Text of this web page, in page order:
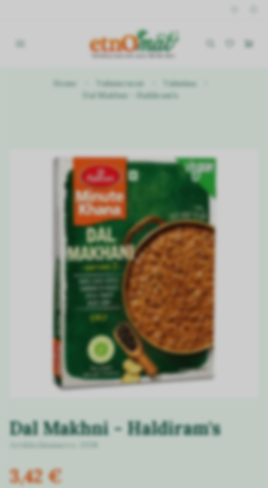
Home Valmisruoat
Valmiina
Dal Makhni - Haldiram's
Dal Makhni - Haldiram's
Artikkelinumero:
3,42 €